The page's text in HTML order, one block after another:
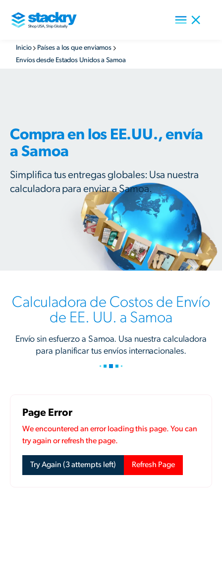
Inicio
Países a los que enviamos
Envíos desde Estados Unidos a Samoa
Compra en los EE.UU., envía
a Samoa
Simplifica tus entregas globales: Usa nuestra
calculadora para enviar a Samoa.
Calculadora de Costos de Envío
de EE. UU. a Samoa
Envío sin esfuerzo a Samoa. Usa nuestra calculadora
para planificar tus envíos internacionales.